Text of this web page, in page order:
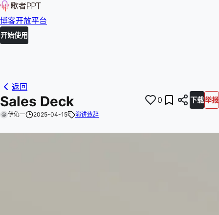
博客开放平台
开始使用
返回
Sales Deck
伊伈一 2025-04-15 演讲致辞
0 下载举报